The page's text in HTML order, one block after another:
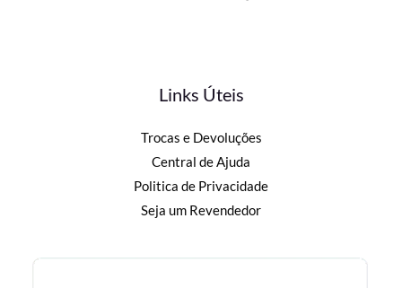
Links Úteis
Trocas e Devoluções
Central de Ajuda
Politica de Privacidade
Seja um Revendedor